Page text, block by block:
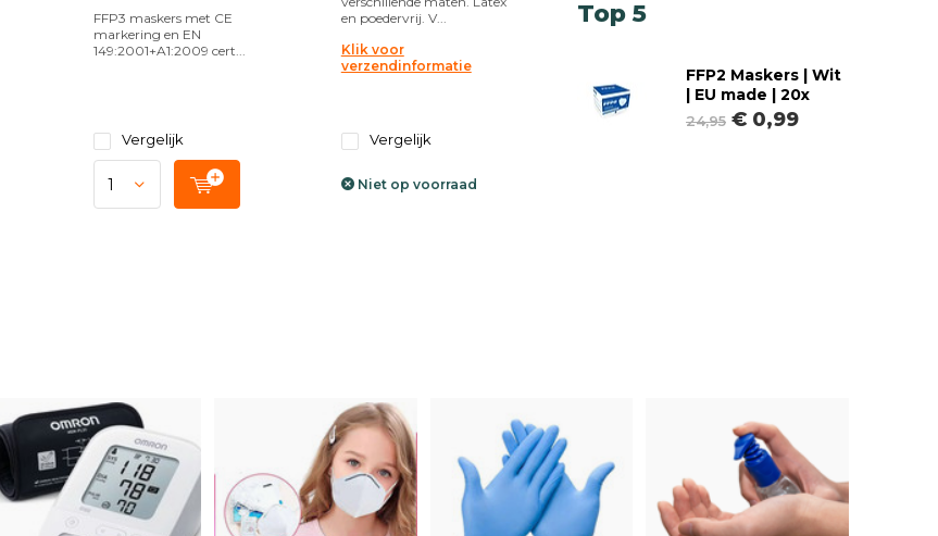
FFP3 maskers met CE
markering en EN
149:2001+A1:2009 cert...
Vergelijk
en poedervrij. V...
Klik voor
verzendinformatie
Vergelijk
Niet op voorraad
Top 5
FFP2 Maskers | Wit
| EU made | 20x
24,95 € 0,99